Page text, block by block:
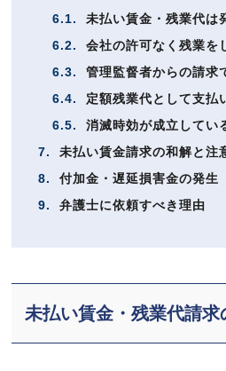
6.1.
未払い賃金・残業代は
6.2.
会社の許可なく残業を
6.3.
管理監督者からの請求
6.4.
定額残業代として支払
6.5.
消滅時効が成立してい
7.
未払い賃金請求の和解と注
8.
付加金・遅延損害金の発生
9.
弁護士に依頼すべき理由
未払い賃金・残業代請求